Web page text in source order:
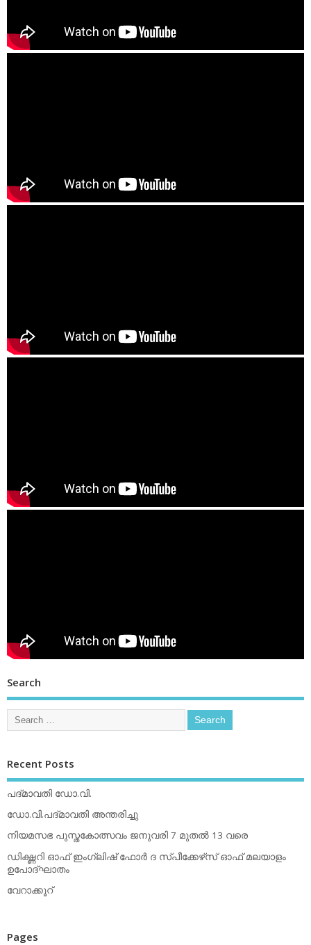
Search
Recent Posts
പദ്മാവതി ഡോ.വി.
ഡോ.വി.പദ്മാവതി അന്തരിച്ചു
നിയമസഭ പുസ്തകോത്സവം ജനുവരി 7 മുതല്‍ 13 വരെ
ഡിക്ഷ്ണറി ഓഫ് ഇംഗ്ലിഷ് ഫോര്‍ ദ സ്പീക്കേഴ്‌സ് ഓഫ് മലയാളം
ഉപോദ്ഘാതം
വേറാക്കൂറ്
Pages